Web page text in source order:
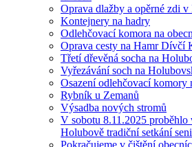
Oprava dlažby a opěrné zdi v
Kontejnery na hadry
Odlehčovací komora na
Oprava cesty na Hamr Dívčí
Třetí dřevěná socha na
Vyřezávání soch na
Osazení odlehčovací komory
Rybník u Zemanů
Výsadba nových stromů
V sobotu 8.11.2025
Holubově tradiční setkání
Pokračujeme v čištění